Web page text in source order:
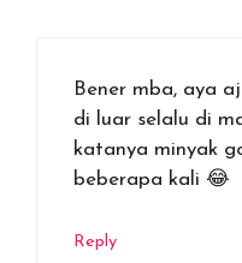
Bener mba, aya
di luar selalu di
katanya minyak
beberapa kali 😂
Reply